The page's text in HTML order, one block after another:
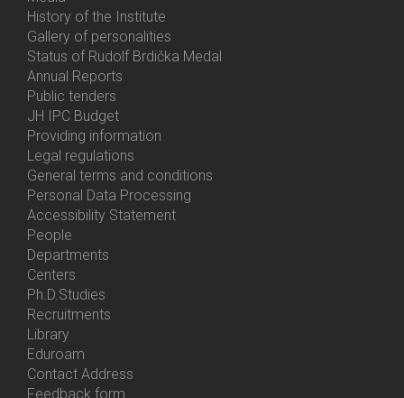
History of the Institute
Gallery of personalities
Status of Rudolf Brdička Medal
Bottom
Menu
About
Us
Annual Reports
Public tenders
JH IPC Budget
Providing information
Legal regulations
General terms and conditions
Personal Data Processing
Accessibility Statement
Bottom
Menu
Contacts
People
Departments
Centers
Ph.D.Studies
Recruitments
Library
Eduroam
Contact Address
Feedback form